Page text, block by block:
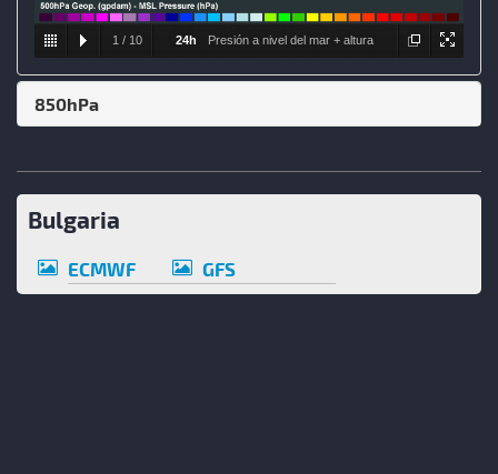
1 / 10 24h Presión a nivel del mar + altura
Geopotencial y Temperatura a 500hPa
850hPa
Bulgaria
ECMWF GFS